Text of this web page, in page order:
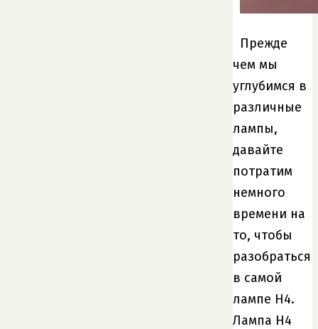
Прежде
чем мы
углубимся в
различные
лампы,
давайте
потратим
немного
времени на
то, чтобы
разобраться
в самой
лампе H4.
Лампа H4